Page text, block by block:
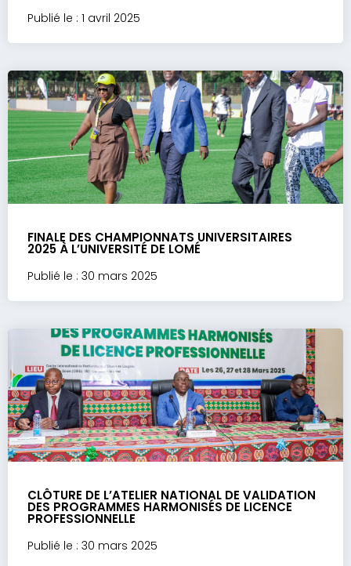
Publié le : 1 avril 2025
FINALE DES CHAMPIONNATS UNIVERSITAIRES
2025 À L’UNIVERSITÉ DE LOMÉ
Publié le : 30 mars 2025
CLÔTURE DE L’ATELIER NATIONAL DE VALIDATION
DES PROGRAMMES HARMONISÉS DE LICENCE
PROFESSIONNELLE
Publié le : 30 mars 2025